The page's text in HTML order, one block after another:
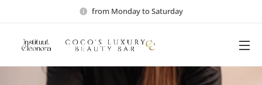
from Monday to Saturday